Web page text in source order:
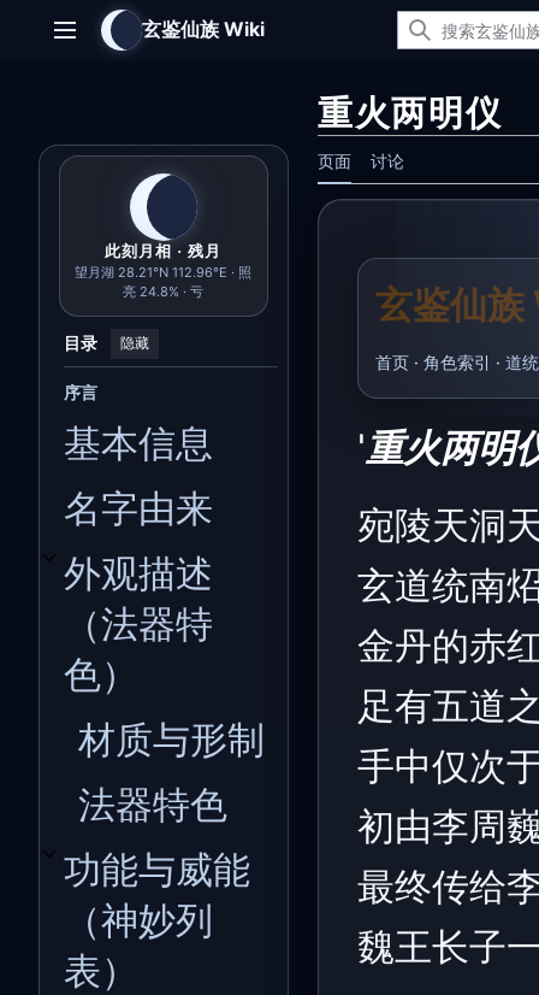
主菜单 玄鉴仙族 Wiki
此刻月相 · 残月
望月湖 28.21°N 112.96°E · 照
亮 24.8% · 亏
目录 隐藏
序言
基本信息
名字由来
外观描述
（法器特
色）
开关外观描述（法器特色）子章节
材质与形制
法器特色
功能与威能
（神妙列
表）
开关功能与威能（神妙列表）子章节
重火两明仪
页面 讨论
玄鉴仙
首页 · 角色索引 · 道
'重火两明
宛陵天洞
玄道统南
金丹的赤
足有五道
手中仅次
初由李周
最终传给
魏王长子